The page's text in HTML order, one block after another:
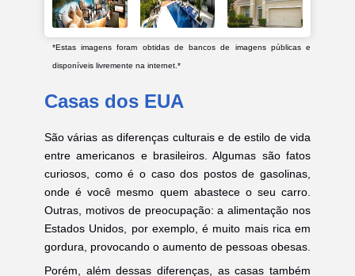
*Estas imagens foram obtidas de bancos de imagens públicas e
disponíveis livremente na internet.*
Casas dos EUA
São várias as diferenças culturais e de estilo de vida
entre americanos e brasileiros. Algumas são fatos
curiosos, como é o caso dos postos de gasolinas,
onde é você mesmo quem abastece o seu carro.
Outras, motivos de preocupação: a alimentação nos
Estados Unidos, por exemplo, é muito mais rica em
gordura, provocando o aumento de pessoas obesas.
Porém, além dessas diferenças, as casas também